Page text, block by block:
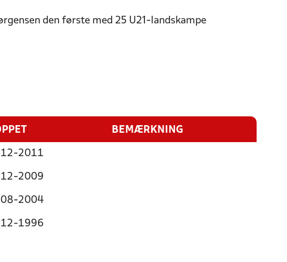
den første med 25 U21-landskampe
BEMÆRKNING
2011
2009
2004
1996